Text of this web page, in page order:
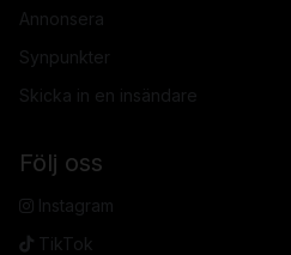
Annonsera
Synpunkter
Skicka in en insändare
Följ oss
Instagram
TikTok